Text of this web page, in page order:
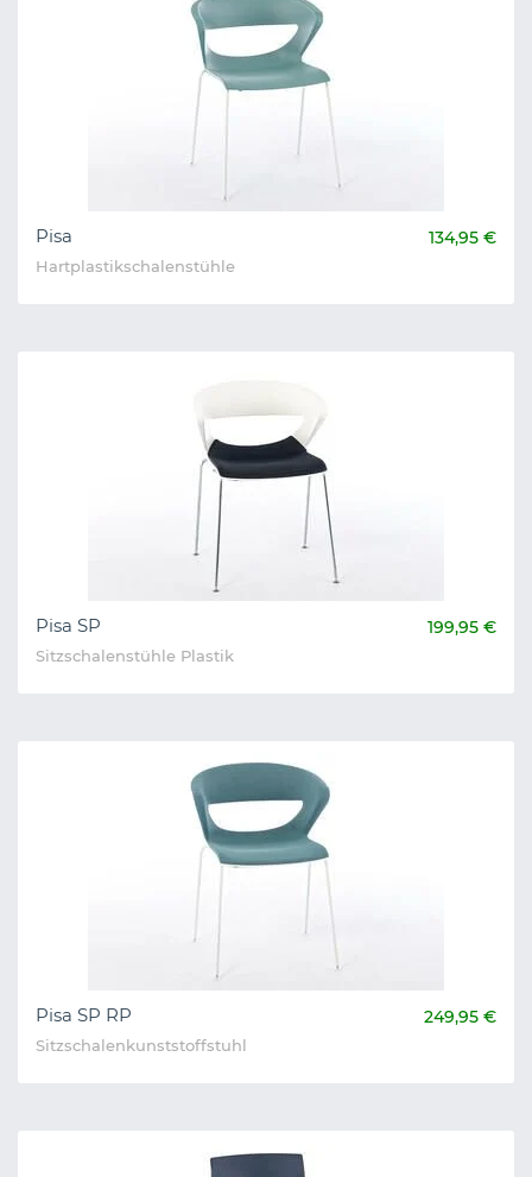
Pisa 134,95 €
Hartplastikschalenstühle
Pisa SP 199,95 €
Sitzschalenstühle Plastik
Pisa SP RP 249,95 €
Sitzschalenkunststoffstuhl